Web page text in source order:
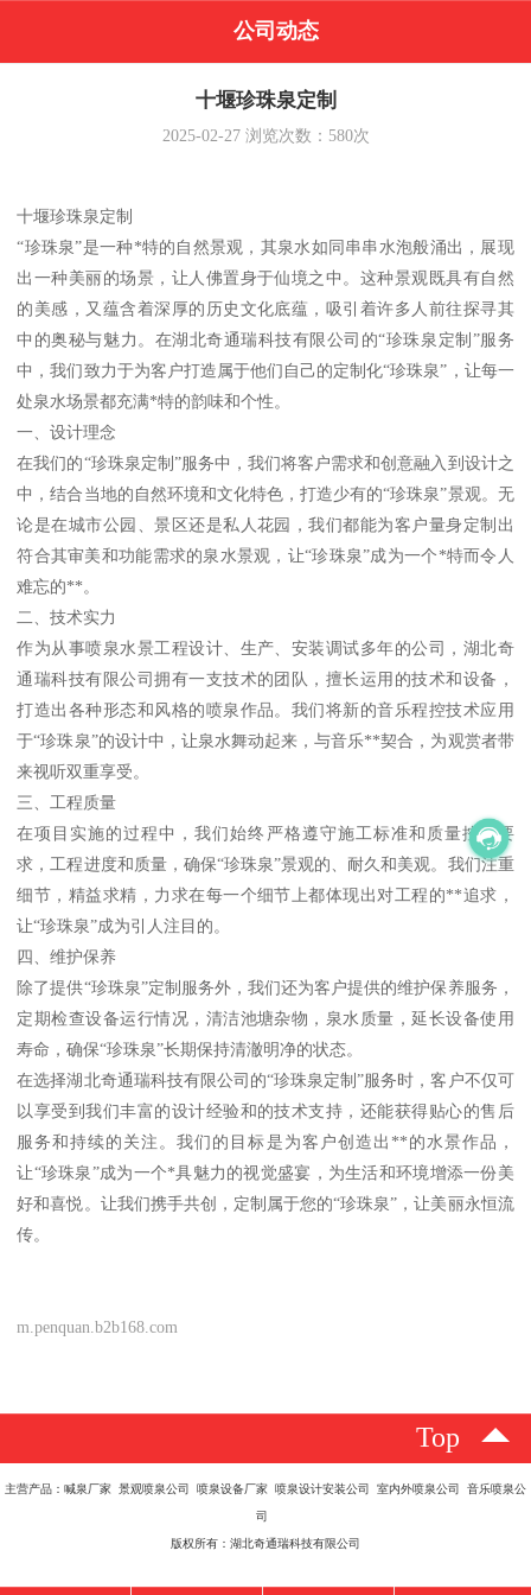
公司动态
十堰珍珠泉定制
2025-02-27浏览次数： 580次
十堰珍珠泉定制
“珍珠泉”是一种*特的自然景观，其泉水如同串串水泡般涌出，展现
出一种美丽的场景，让人佛置身于仙境之中。这种景观既具有自然
的美感，又蕴含着深厚的历史文化底蕴，吸引着许多人前往探寻其
中的奥秘与魅力。在湖北奇通瑞科技有限公司的“珍珠泉定制”服务
中，我们致力于为客户打造属于他们自己的定制化“珍珠泉”，让每一
处泉水场景都充满*特的韵味和个性。
一、设计理念
在我们的“珍珠泉定制”服务中，我们将客户需求和创意融入到设计之
中，结合当地的自然环境和文化特色，打造少有的“珍珠泉”景观。无
论是在城市公园、景区还是私人花园，我们都能为客户量身定制出
符合其审美和功能需求的泉水景观，让“珍珠泉”成为一个*特而令人
难忘的**。
二、技术实力
作为从事喷泉水景工程设计、生产、安装调试多年的公司，湖北奇
通瑞科技有限公司拥有一支技术的团队，擅长运用的技术和设备，
打造出各种形态和风格的喷泉作品。我们将新的音乐程控技术应用
于“珍珠泉”的设计中，让泉水舞动起来，与音乐**契合，为观赏者带
来视听双重享受。
三、工程质量
在项目实施的过程中，我们始终严格遵守施工标准和质量控制要
求，工程进度和质量，确保“珍珠泉”景观的、耐久和美观。我们注重
细节，精益求精，力求在每一个细节上都体现出对工程的**追求，
让“珍珠泉”成为引人注目的。
四、维护保养
除了提供“珍珠泉”定制服务外，我们还为客户提供的维护保养服务，
定期检查设备运行情况，清洁池塘杂物，泉水质量，延长设备使用
寿命，确保“珍珠泉”长期保持清澈明净的状态。
在选择湖北奇通瑞科技有限公司的“珍珠泉定制”服务时，客户不仅可
以享受到我们丰富的设计经验和的技术支持，还能获得贴心的售后
服务和持续的关注。我们的目标是为客户创造出**的水景作品，
让“珍珠泉”成为一个*具魅力的视觉盛宴，为生活和环境增添一份美
好和喜悦。让我们携手共创，定制属于您的“珍珠泉”，让美丽永恒流
传。
m.penquan.b2b168.com
Top
主营产品：喊泉厂家 景观喷泉公司 喷泉设备厂家 喷泉设计安装公司 室内外喷泉公司 音乐喷泉公
司
版权所有：湖北奇通瑞科技有限公司